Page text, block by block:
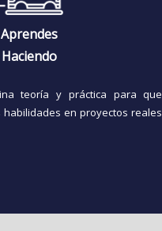
Aprendes
Haciendo
teoría y práctica para que
en proyectos reales